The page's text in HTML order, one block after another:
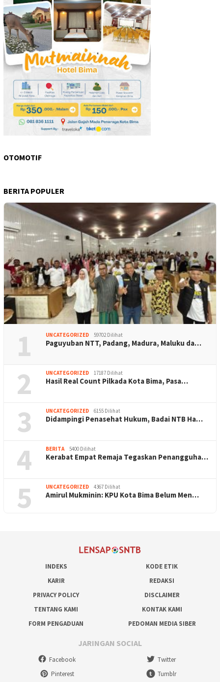
OTOMOTIF
BERITA POPULER
1 UNCATEGORIZED 59702 Dilihat
Paguyuban NTT, Padang, Madura, Maluku da…
2 UNCATEGORIZED 17187 Dilihat
Hasil Real Count Pilkada Kota Bima, Pasa…
3 UNCATEGORIZED 6155 Dilihat
Didampingi Penasehat Hukum, Badai NTB Ha…
4 BERITA 5400 Dilihat
Kerabat Empat Remaja Tegaskan Penangguha…
5 UNCATEGORIZED 4367 Dilihat
Amirul Mukminin: KPU Kota Bima Belum Men…
INDEKS
KODE ETIK
KARIR
REDAKSI
PRIVACY POLICY
DISCLAIMER
TENTANG KAMI
KONTAK KAMI
FORM PENGADUAN
PEDOMAN MEDIA SIBER
JARINGAN SOCIAL
Facebook
Twitter
Pinterest
Tumblr